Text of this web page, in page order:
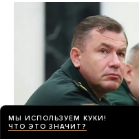
МЫ ИСПОЛЬЗУЕМ КУКИ!
ЧТО ЭТО ЗНАЧИТ?